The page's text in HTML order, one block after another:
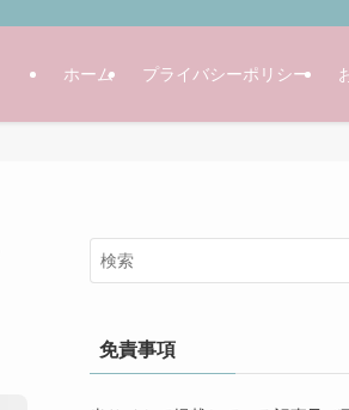
ホーム プライバシーポリシー
免責事項